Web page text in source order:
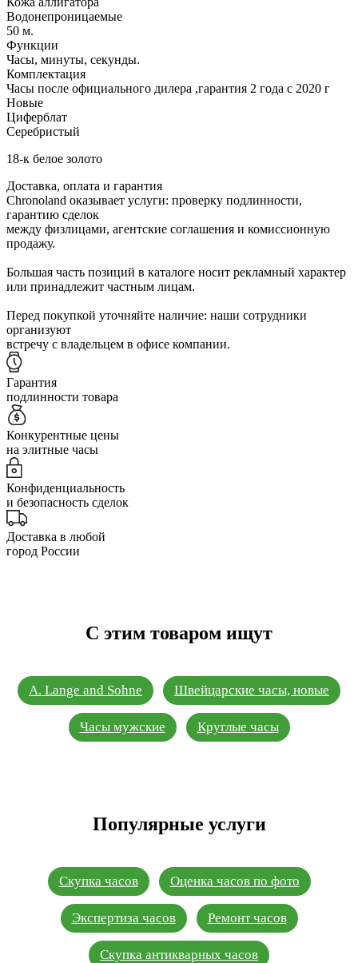
Водонепроницаемые
50 м.
Функции
Часы, минуты, секунды.
Комплектация
Часы после официального дилера ,гарантия 2 года с 2020 г
Новые
Циферблат
Серебристый
18-к белое золото
Доставка, оплата и гарантия
Chronoland оказывает услуги: проверку подлинности,
гарантию сделок
между физлицами, агентские соглашения и комиссионную
продажу.
Большая часть позиций в каталоге носит рекламный характер
или принадлежит частным лицам.
Перед покупкой уточняйте наличие: наши сотрудники
организуют
встречу с владельцем в офисе компании.
Гарантия
подлинности товара
Конкурентные цены
на элитные часы
Конфиденциальность
и безопасность сделок
Доставка в любой
город России
С этим товаром ищут
A. Lange and Sohne Швейцарские часы, новые
Часы мужские Круглые часы
Популярные услуги
Скупка часов Оценка часов по фото
Экспертиза часов Ремонт часов
Скупка антикварных часов